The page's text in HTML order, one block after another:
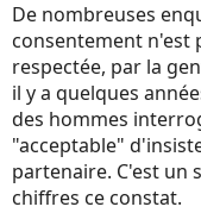
De nombreuses
consentement n'est
respectée, par la
il y a quelques
des hommes
"acceptable"
partenaire. C'est un
chiffres ce constat.